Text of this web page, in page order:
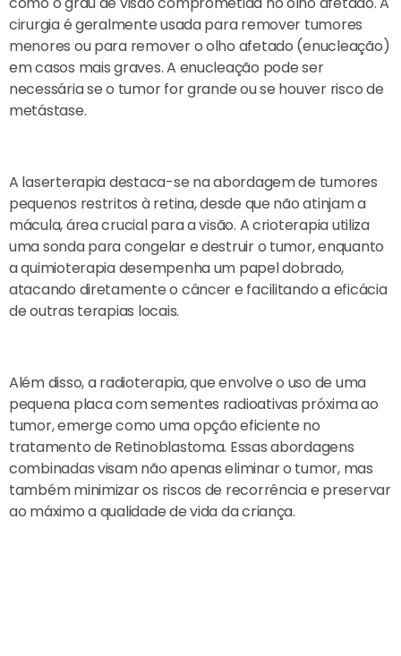
cirurgia é geralmente usada para remover tumores
menores ou para remover o olho afetado (enucleação)
em casos mais graves. A enucleação pode ser
necessária se o tumor for grande ou se houver risco de
metástase.
A laserterapia destaca-se na abordagem de tumores
pequenos restritos à retina, desde que não atinjam a
mácula, área crucial para a visão. A crioterapia utiliza
uma sonda para congelar e destruir o tumor, enquanto
a quimioterapia desempenha um papel dobrado,
atacando diretamente o câncer e facilitando a eficácia
de outras terapias locais.
Além disso, a radioterapia, que envolve o uso de uma
pequena placa com sementes radioativas próxima ao
tumor, emerge como uma opção eficiente no
tratamento de Retinoblastoma. Essas abordagens
combinadas visam não apenas eliminar o tumor, mas
também minimizar os riscos de recorrência e preservar
ao máximo a qualidade de vida da criança.